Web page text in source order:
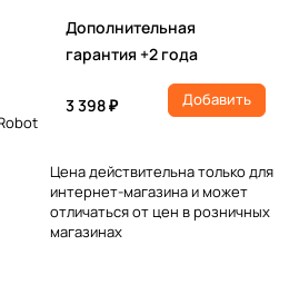
Дополнительная
гарантия +2 года
3 398 ₽ Добавить
Цена действительна только для
интернет-магазина и может
отличаться от цен в розничных
магазинах